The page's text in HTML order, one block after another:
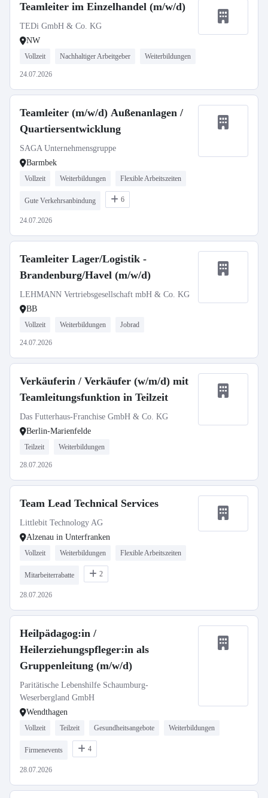
Teamleiter im Einzelhandel (m/w/d)
TEDi GmbH & Co. KG
NW
Vollzeit Nachhaltiger Arbeitgeber Weiterbildungen
24.07.2026
Teamleiter (m/w/d) Außenanlagen /
Quartiersentwicklung
SAGA Unternehmensgruppe
Barmbek
Vollzeit Weiterbildungen Flexible Arbeitszeiten
Gute Verkehrsanbindung 6
24.07.2026
Teamleiter Lager/Logistik -
Brandenburg/Havel (m/w/d)
LEHMANN Vertriebsgesellschaft mbH & Co. KG
BB
Vollzeit Weiterbildungen Jobrad
24.07.2026
Verkäuferin / Verkäufer (w/m/d) mit
Teamleitungsfunktion in Teilzeit
Das Futterhaus-Franchise GmbH & Co. KG
Berlin-Marienfelde
Teilzeit Weiterbildungen
28.07.2026
Team Lead Technical Services
Littlebit Technology AG
Alzenau in Unterfranken
Vollzeit Weiterbildungen Flexible Arbeitszeiten
Mitarbeiterrabatte 2
28.07.2026
Heilpädagog:in /
Heilerziehungspfleger:in als
Gruppenleitung (m/w/d)
Paritätische Lebenshilfe Schaumburg-
Weserbergland GmbH
Wendthagen
Vollzeit Teilzeit Gesundheitsangebote Weiterbildungen
Firmenevents 4
28.07.2026